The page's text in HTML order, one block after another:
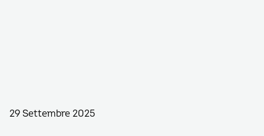
29 Settembre 2025